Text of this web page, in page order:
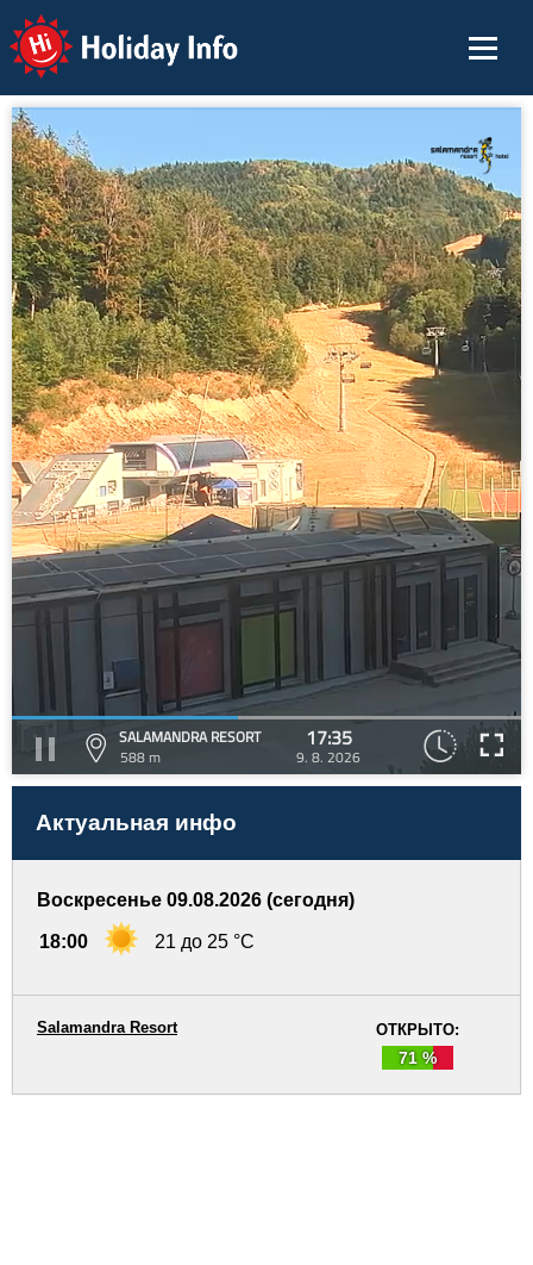
Holiday Info
SALAMANDRA RESORT
588 m
17:35
9. 8. 2026
Актуальная инфо
Воскресенье 09.08.2026 (сегодня)
18:00 21 до 25 °C
ОТКРЫТО:
71 %
Salamandra Resort